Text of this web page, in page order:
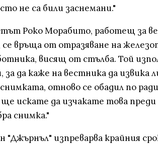
не са били заснемани."
Роко Морабито, работещ за
се връща от отразяване на
висящ от стълба. Той
за да каже на вестника да извика
отново се обадил по
искате да изчакате това
снимка."
"Джърнъл" изпреварва крайния